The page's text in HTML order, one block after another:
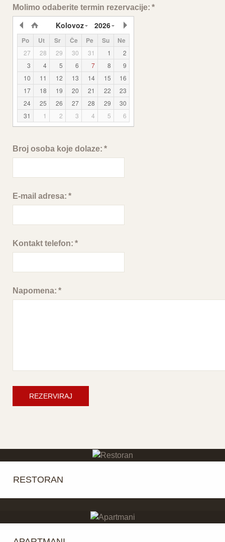
Molimo odaberite termin rezervacije: *
Kolovoz 2026
Po Ut Sr Če Pe Su Ne
27 28 29 30 31 1
2
3
4 5 6 7 8
9
10
11 12 13 14 15
16
17
18 19 20 21 22
23
24
25 26 27 28 29
30
31
1 2 3 4 5 6
Broj osoba koje dolaze: *
E-mail adresa: *
Kontakt telefon: *
Napomena: *
REZERVIRAJ
RESTORAN